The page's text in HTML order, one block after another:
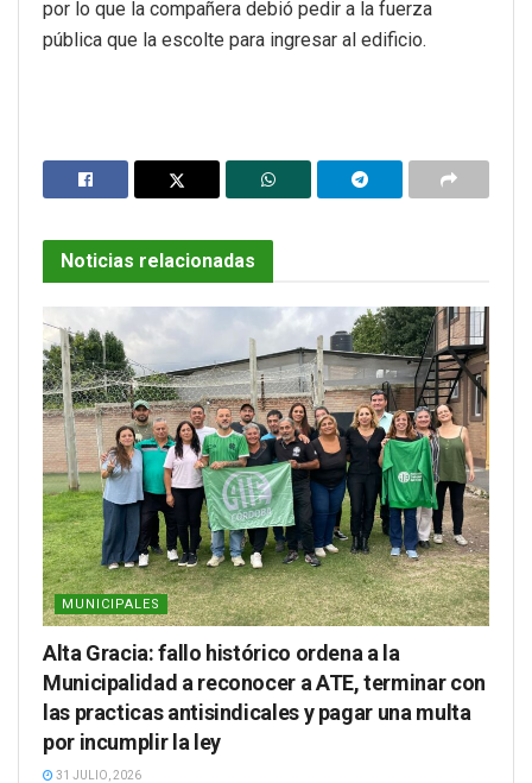
por lo que la compañera debió pedir a la fuerza
pública que la escolte para ingresar al edificio.
Noticias relacionadas
MUNICIPALES
Alta Gracia: fallo histórico ordena a la
Municipalidad a reconocer a ATE, terminar con
las practicas antisindicales y pagar una multa
por incumplir la ley
31 JULIO, 2026